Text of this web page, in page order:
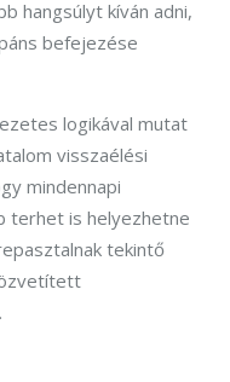
hangsúlyt kíván adni,
befejezése
logikával mutat
visszaélési
mindennapi
terhet is helyezhetne
tekintő